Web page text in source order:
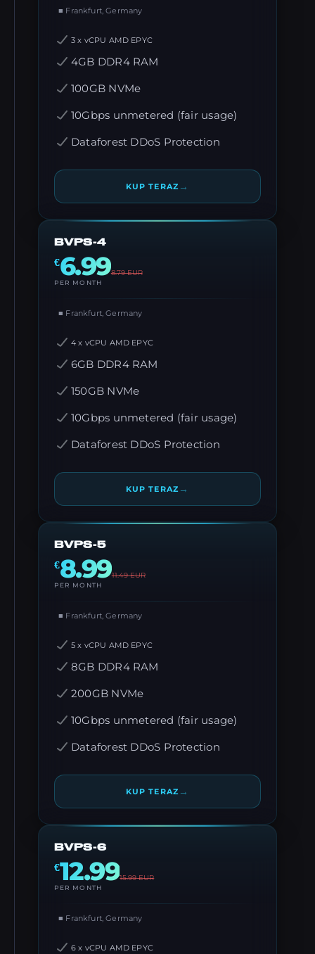
■ Frankfurt, Germany
3 x vCPU AMD EPYC
4GB DDR4 RAM
100GB NVMe
10Gbps unmetered (fair usage)
Dataforest DDoS Protection
KUP TERAZ→
BVPS-4
€6.998.79EUR
PER MONTH
■ Frankfurt, Germany
4 x vCPU AMD EPYC
6GB DDR4 RAM
150GB NVMe
10Gbps unmetered (fair usage)
Dataforest DDoS Protection
KUP TERAZ→
BVPS-5
€8.9911.49EUR
PER MONTH
■ Frankfurt, Germany
5 x vCPU AMD EPYC
8GB DDR4 RAM
200GB NVMe
10Gbps unmetered (fair usage)
Dataforest DDoS Protection
KUP TERAZ→
BVPS-6
€12.9915.99EUR
PER MONTH
■ Frankfurt, Germany
6 x vCPU AMD EPYC